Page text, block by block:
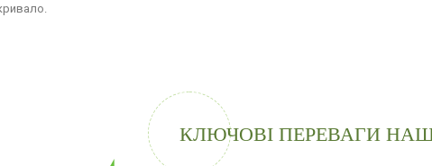
КЛЮЧОВІ ПЕРЕВАГИ